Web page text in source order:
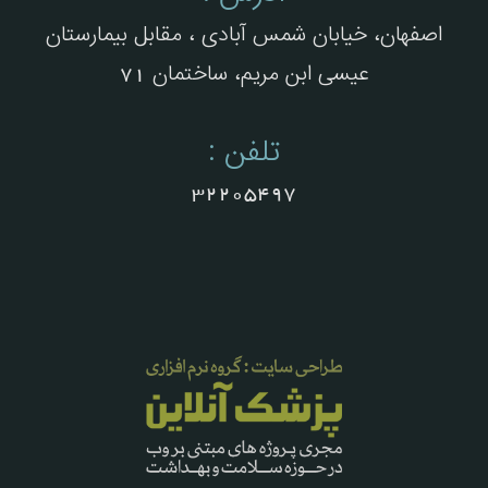
اصفهان، خیابان شمس آبادی ، مقابل بیمارستان
عیسی ابن مریم، ساختمان 71
تلفن :
32205497